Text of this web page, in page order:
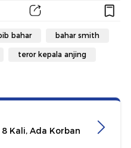
bahar bahar smith
teror kepala anjing
Kali, Ada Korban